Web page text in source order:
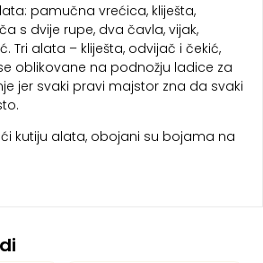
pamučna vrećica, kliješta,
s dvije rupe, dva čavla, vijak,
Tri alata – kliješta, odvijač i čekić,
oblikovane na podnožju ladice za
jer svaki pravi majstor zna da svaki
kutiju alata, obojani su bojama na